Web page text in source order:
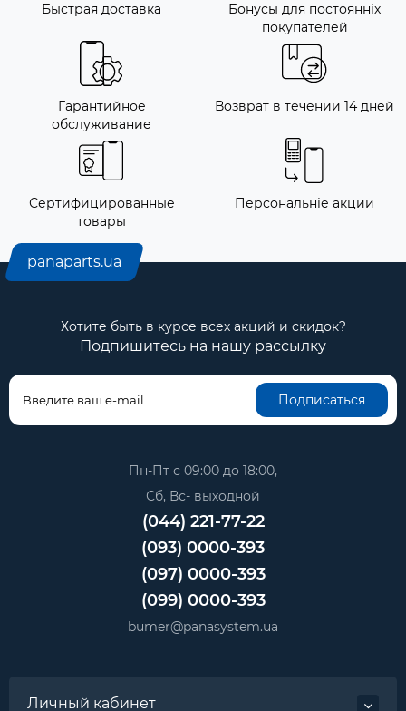
Быстрая доставка
Бонусы для постоянніх
покупателей
Гарантийное
обслуживание
Возврат в течении 14 дней
Сертифицированные
товары
Персональніе акции
panaparts.ua
Хотите быть в курсе всех акций и скидок?
Подпишитесь на нашу рассылку
Подписаться
Пн-Пт с 09:00 до 18:00,
Сб, Вс- выходной
(044) 221-77-22
(093) 0000-393
(097) 0000-393
(099) 0000-393
bumer@panasystem.ua
Личный кабинет